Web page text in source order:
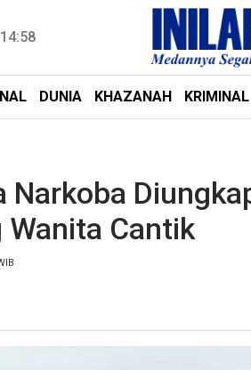
DUNIA KHAZANAH KRIMINAL
Narkoba
Wanita Cantik